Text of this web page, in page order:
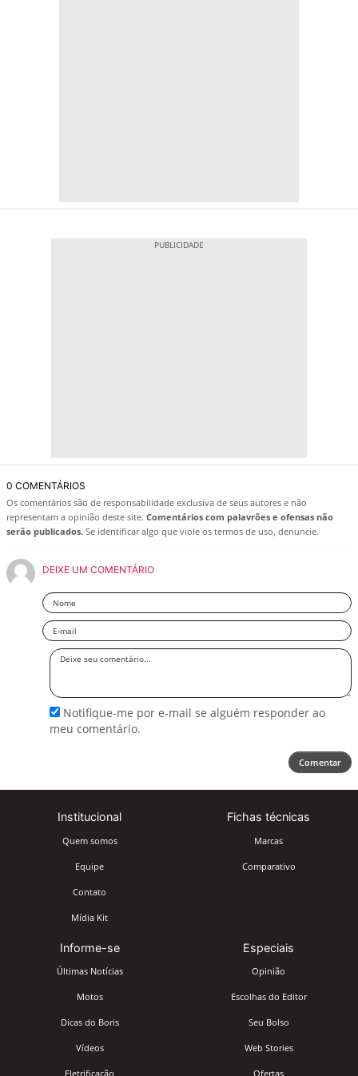
0 COMENTÁRIOS
Os comentários são de responsabilidade exclusiva de seus autores e não
representam a opinião deste site. Comentários com palavrões e ofensas não
serão publicados. Se identificar algo que viole os termos de uso, denuncie.
DEIXE UM COMENTÁRIO
Nome
Email
Deixe
Notifique-me por e-mail se alguém responder ao
meu comentário.
Comentar
Institucional
Quem somos
Equipe
Contato
Mídia Kit
Fichas técnicas
Marcas
Comparativo
Informe-se
Últimas Notícias
Motos
Dicas do Boris
Vídeos
Eletrificação
Especiais
Opinião
Escolhas do Editor
Seu Bolso
Web Stories
Ofertas